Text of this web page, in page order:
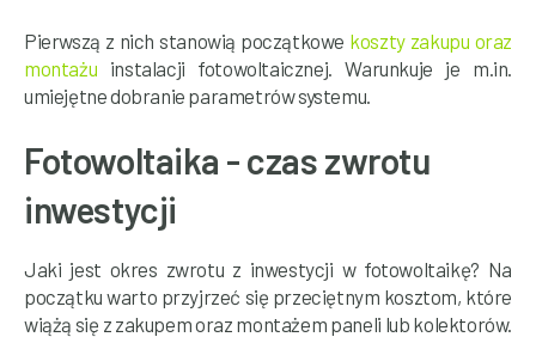
Pierwszą z nich stanowią początkowe koszty zakupu oraz
montażu instalacji fotowoltaicznej. Warunkuje je m.in.
umiejętne dobranie parametrów systemu.
Fotowoltaika - czas zwrotu
inwestycji
Jaki jest okres zwrotu z inwestycji w fotowoltaikę? Na
początku warto przyjrzeć się przeciętnym kosztom, które
wiążą się z zakupem oraz montażem paneli lub kolektorów.